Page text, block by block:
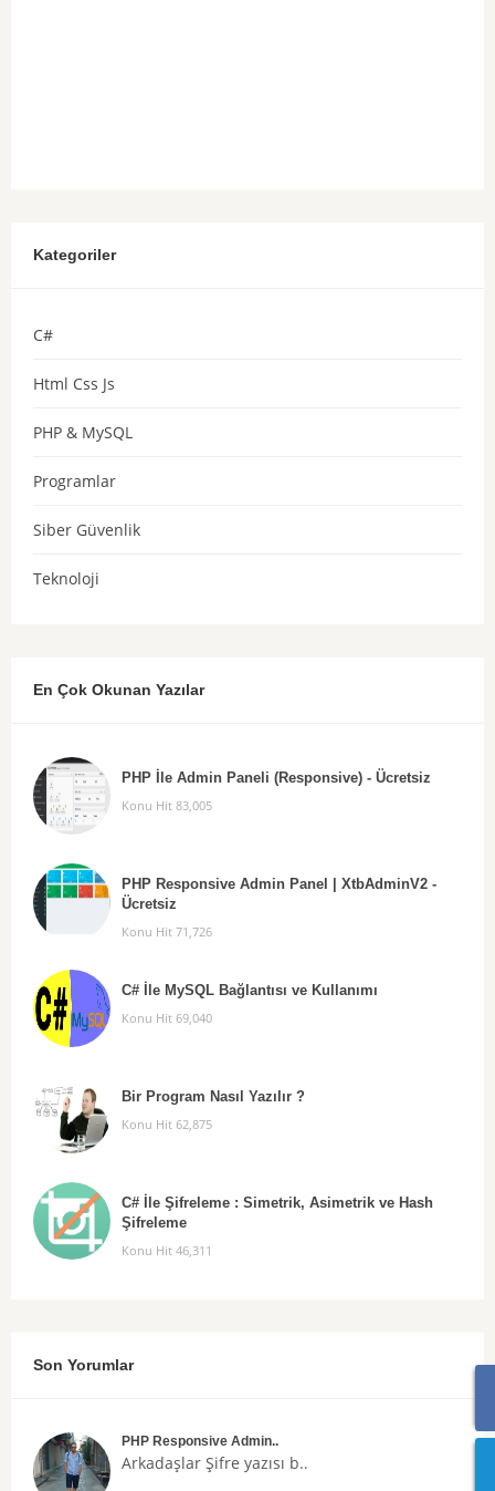
Kategoriler
C#
Html Css Js
PHP & MySQL
Programlar
Siber Güvenlik
Teknoloji
En Çok Okunan Yazılar
PHP İle Admin Paneli (Responsive) - Ücretsiz
Konu Hit 83,005
PHP Responsive Admin Panel | XtbAdminV2 -
Ücretsiz
Konu Hit 71,726
C# İle MySQL Bağlantısı ve Kullanımı
Konu Hit 69,040
Bir Program Nasıl Yazılır ?
Konu Hit 62,875
C# İle Şifreleme : Simetrik, Asimetrik ve Hash
Şifreleme
Konu Hit 46,311
Son Yorumlar
PHP Responsive Admin..
Arkadaşlar Şifre yazısı b..